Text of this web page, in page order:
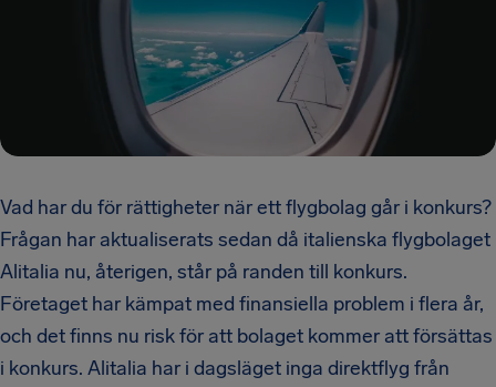
Vad har du för rättigheter när ett flygbolag går i konkurs?
Frågan har aktualiserats sedan då italienska flygbolaget
Alitalia nu, återigen, står på randen till konkurs.
Företaget har kämpat med finansiella problem i flera år,
och det finns nu risk för att bolaget kommer att försättas
i konkurs. Alitalia har i dagsläget inga direktflyg från